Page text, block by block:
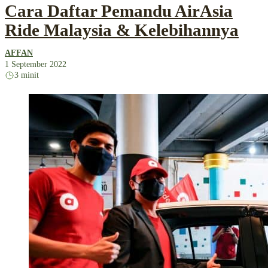
Cara Daftar Pemandu AirAsia
Ride Malaysia & Kelebihannya
AFFAN
1 September 2022
3 minit